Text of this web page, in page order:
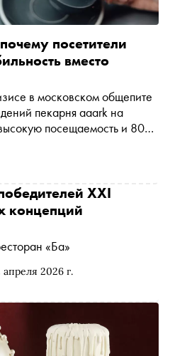
посетители
вместо
в московском общепите
посещаемость и 80%
посетитель больше не
предсказуемость стала
ресторанного
апреля 2026 г.
XXI
концепций
«Ба»